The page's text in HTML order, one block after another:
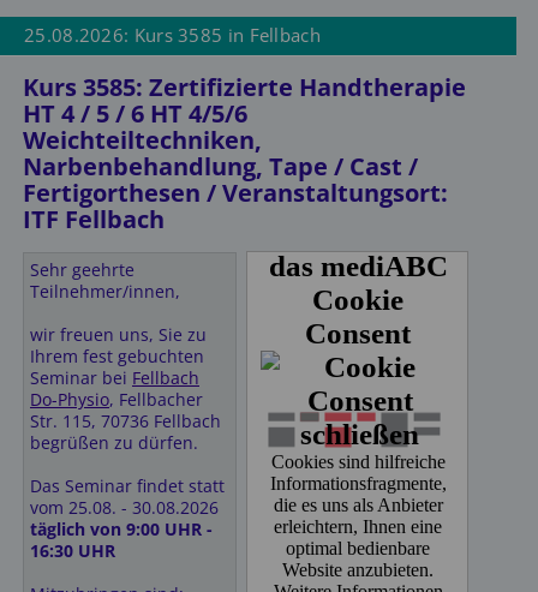
Bahnhofstrasse 15
85774 Unterföhring
Tel. 089- 958 46 50
info@comfort-hotel-am-
medienpark.de
http://www.comfort-
hotel-am-
medienpark.de
SportScheck Hotel
Münchner Straße 15
https://sportscheck-
hotel-
mix.de
Tel. 089- 992874-0
E-Mail:
hotel@allwetteranlage.de
Hotel Gasthof zur Post
85774 Unterföhring
Tel. 0 89- 950 980
E-Mail: info@gasthof-
zur-post-ufg.de
verschiedene Farben)
• Feuchttücher
• Schreibutensilien
HT 2: •Schreibutensilien
HT 3: •Frottier/Frottee-
Handtuch (circa 50 x 100
cm)
• Schreibutensilien
Ihr ITF Team
Unterkünfte vor Ort:
Novostar Hotel Kassel
Holländische Str. 27
34127 Kassel
Telefon: 0561807690
Hotel Tiffany
Erzbergerstraße 7
34117 Kassel
Tel: 0561728070
25.08.2026: Kurs 3585 in Fellbach
Kurs 3585: Zertifizierte Handtherapie
HT 4 / 5 / 6 HT 4/5/6
Weichteiltechniken,
Narbenbehandlung, Tape / Cast /
Fertigorthesen / Veranstaltungsort:
ITF Fellbach
Sehr geehrte
Teilnehmer/innen,
wir freuen uns, Sie zu
Ihrem fest gebuchten
Seminar bei Fellbach
Do-Physio, Fellbacher
Str. 115, 70736 Fellbach
begrüßen zu dürfen.
Das Seminar findet statt
vom 25.08. - 30.08.2026
täglich von 9:00 UHR -
16:30 UHR